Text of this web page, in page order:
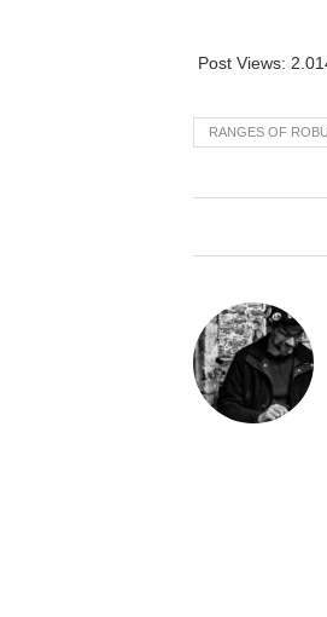
Post Views:
RANGES OF